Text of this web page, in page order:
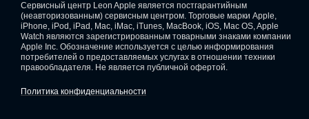
Сервисный центр Leon Apple является постгарантийным
(неавторизованным) сервисным центром. Торговые марки Apple,
iPhone, iPod, iPad, Mac, iMac, iTunes, MacBook, iOS, Mac OS, Apple
Watch являются зарегистрированным товарными знаками компании
Apple Inc. Обозначение используется с целью информирования
потребителей о предоставляемых услугах в отношении техники
правообладателя. Не является публичной офертой.
Политика конфиденциальности